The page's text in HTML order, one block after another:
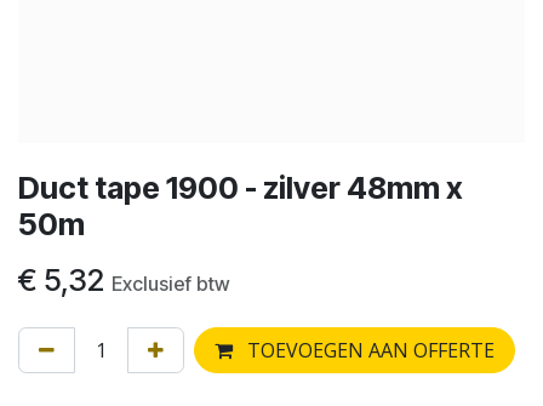
Duct tape 1900 - zilver 48mm x
50m
€ 5,32 Exclusief btw
TOEVOEGEN AAN OFFERTE